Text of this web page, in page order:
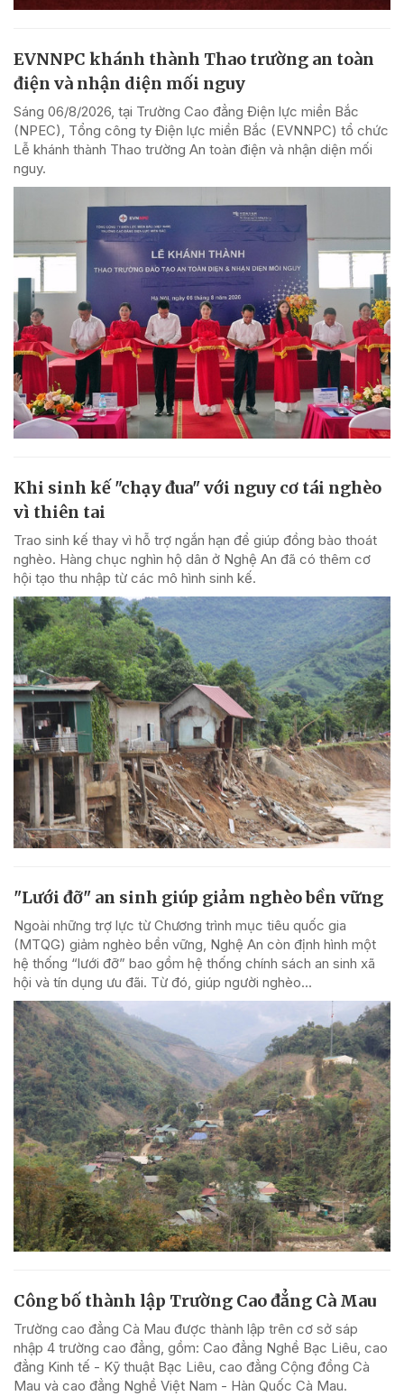
EVNNPC khánh thành Thao trường an toàn
điện và nhận diện mối nguy
Sáng 06/8/2026, tại Trường Cao đẳng Điện lực miền Bắc
(NPEC), Tổng công ty Điện lực miền Bắc (EVNNPC) tổ chức
Lễ khánh thành Thao trường An toàn điện và nhận diện mối
nguy.
Khi sinh kế "chạy đua" với nguy cơ tái nghèo
vì thiên tai
Trao sinh kế thay vì hỗ trợ ngắn hạn để giúp đồng bào thoát
nghèo. Hàng chục nghìn hộ dân ở Nghệ An đã có thêm cơ
hội tạo thu nhập từ các mô hình sinh kế.
"Lưới đỡ" an sinh giúp giảm nghèo bền vững
Ngoài những trợ lực từ Chương trình mục tiêu quốc gia
(MTQG) giảm nghèo bền vững, Nghệ An còn định hình một
hệ thống “lưới đỡ” bao gồm hệ thống chính sách an sinh xã
hội và tín dụng ưu đãi. Từ đó, giúp người nghèo...
Công bố thành lập Trường Cao đẳng Cà Mau
Trường cao đẳng Cà Mau được thành lập trên cơ sở sáp
nhập 4 trường cao đẳng, gồm: Cao đẳng Nghề Bạc Liêu, cao
đẳng Kinh tế - Kỹ thuật Bạc Liêu, cao đẳng Cộng đồng Cà
Mau và cao đẳng Nghề Việt Nam - Hàn Quốc Cà Mau.